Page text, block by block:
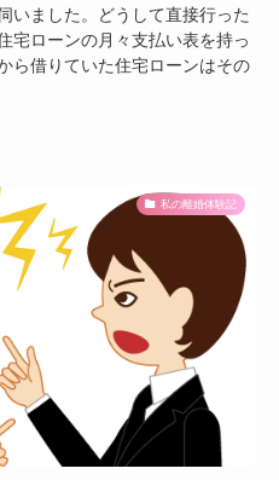
いました。どうして直接行った
宅ローンの月々支払い表を持っ
ら借りていた住宅ローンはその
私の離婚体験記